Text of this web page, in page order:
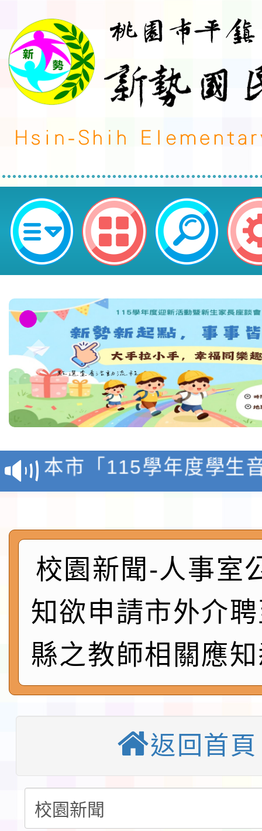
轉知欲申請市外介聘至臺東縣之教
項-桃園市平鎮區新勢國民小學
檢送「桃園市115學年
賽實施要點」1份
本市「115學年度學生
程安排一案
「桃園市補助參觀特色
展演活動實施計畫」
請一案
社團法人中華民國畫廊
026 ART TAIPEI臺北
會」之「藝術教育日」
本校115學年度第1學
第2次招考代課鐘點教
告(採1次公告分次招考)
115 年度兒童課後照顧
0 小時業訓練課程
轉知本市體育總會划船
「115年桃園市運動會
錦標賽」海洋艇及
域)，申請變更地點
「114-115年度
計畫」公費接種對象擴
會活動流程表
函轉桃園市童軍會辦
童軍小隊長訓練營活動
檢送「桃園市115學年
賽實施要點」1份
本市「115學年度學生
校園新聞-人事室
知欲申請市外介
縣之教師相關應
返回首頁